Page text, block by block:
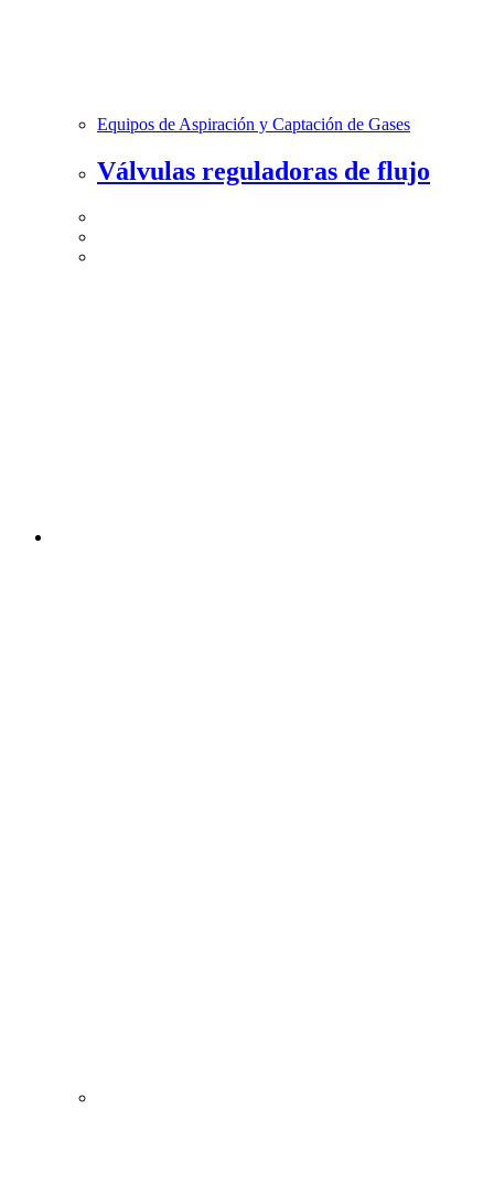
Equipos de Aspiración y Captación de Gases
Válvulas reguladoras de flujo